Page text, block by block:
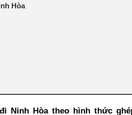
Hòa
Ninh Hòa theo hình thức